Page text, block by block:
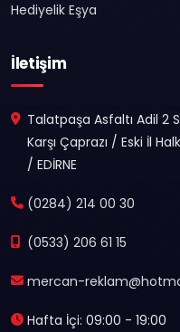
Hediyelik Eşya
İletişim
Talatpaşa Asfaltı Adil 2
Karşı Çaprazı / Eski İl
/ EDİRNE
(0284) 214 00 30
(0533) 206 61 15
mercan-
Hafta İçi: 09:00 - 19:00